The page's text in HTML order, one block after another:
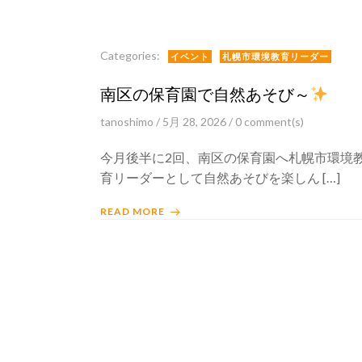
Categories: イベント 札幌市環境教育リーダー
南区の保育園で自然あそび～
tanoshimo / 5月 28, 2026/ 0 comment(s)
今月後半に2回、南区の保育園へ札幌市環境
育リーダーとして自然あそびを楽しん […]
READ MORE